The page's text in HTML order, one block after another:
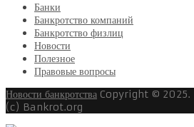
Банки
Банкротство компаний
Банкротство физлиц
Новости
Полезное
Правовые вопросы
Новости банкротства Copyright © 2025.
(c) Bankrot.org